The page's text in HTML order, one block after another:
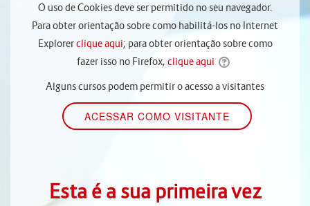
O uso de Cookies deve ser permitido no seu navegador.
Para obter orientação sobre como habilitá-los no Internet
Explorerclique aqui; para obter orientação sobre como
fazer isso no Firefox, clique aqui
Alguns cursos podem permitir o acesso a visitantes
Esta é a sua primeira vez